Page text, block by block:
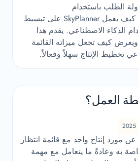
الطلب باستخدام
SkyPlanner.اكتشف كيف يعمل SkyPlanner على تبسيط
الذكاء الاصطناعي. يقدم هذا
ويعرض كيف تجعل ميزاته القائمة
تخطيط الإنتاج سهلاً وفعالاً.
العمل؟
مورد إنتاج واحد مع قائمة انتظار
به وعادةً ما يتعامل مع مهمة